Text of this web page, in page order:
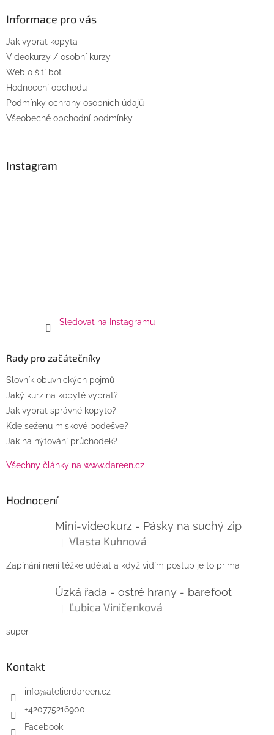
Informace pro vás
Jak vybrat kopyta
Videokurzy / osobní kurzy
Web o šití bot
Hodnocení obchodu
Podmínky ochrany osobních údajů
Všeobecné obchodní podmínky
Instagram
Sledovat na Instagramu
Rady pro začátečníky
Slovník obuvnických pojmů
Jaký kurz na kopytě vybrat?
Jak vybrat správné kopyto?
Kde seženu miskové podešve?
Jak na nýtování průchodek?
Všechny články na www.dareen.cz
Hodnocení
Mini-videokurz - Pásky na suchý zip
Hodnocení produktu je 5 z 5 hvězdiček.
Vlasta Kuhnová
Zapínání není těžké udělat a když vidím postup je to prima
Úzká řada - ostré hrany - barefoot
Hodnocení produktu je 5 z 5 hvězdiček.
Ľubica Viničenková
super
Kontakt
info@atelierdareen.cz
+420775216900
Facebook